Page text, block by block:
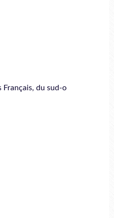
Français, du sud-o